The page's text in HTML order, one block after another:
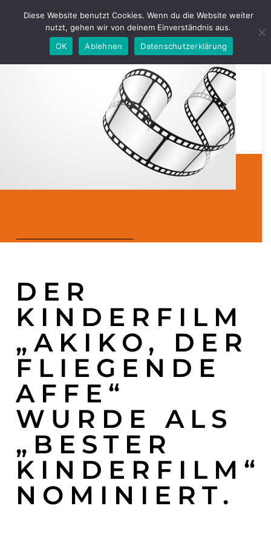
DER
KINDERFILM
„AKIKO, DER
FLIEGENDE
AFFE“
WURDE ALS
„BESTER
KINDERFILM“
NOMINIERT.
Diese Website benutzt Cookies. Wenn du die Website weiter
nutzt, gehen wir von deinem Einverständnis aus.
OK
Ablehnen Datenschutzerklärung